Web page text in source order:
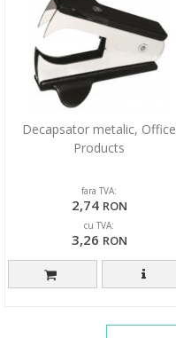
Decapsator metalic, Office
Products
fara TVA:
2,74 RON
cu TVA:
3,26 RON